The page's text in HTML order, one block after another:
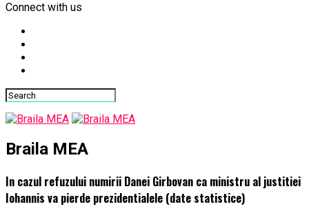
Connect with us
Braila MEA
In cazul refuzului numirii Danei Girbovan ca ministru al justitiei
Iohannis va pierde prezidentialele (date statistice)